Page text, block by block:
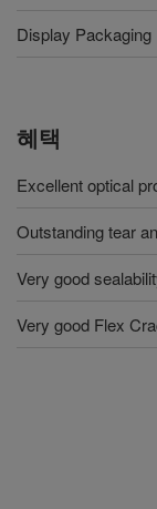
Display Packaging
혜택
Excellent optical
Outstanding tear
Very good
Very good Flex